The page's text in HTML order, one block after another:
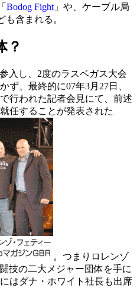
Bodog Fight 」や、ケーブル局
も含まれる。
？
入し、2度のラスベガス大会
ず、最終的に07年3月27日、
行われた記者会見にて、前述
任することが発表された
。つまりロレンゾ
技の二大メジャー団体を手に
はダナ・ホワイト社長も出席